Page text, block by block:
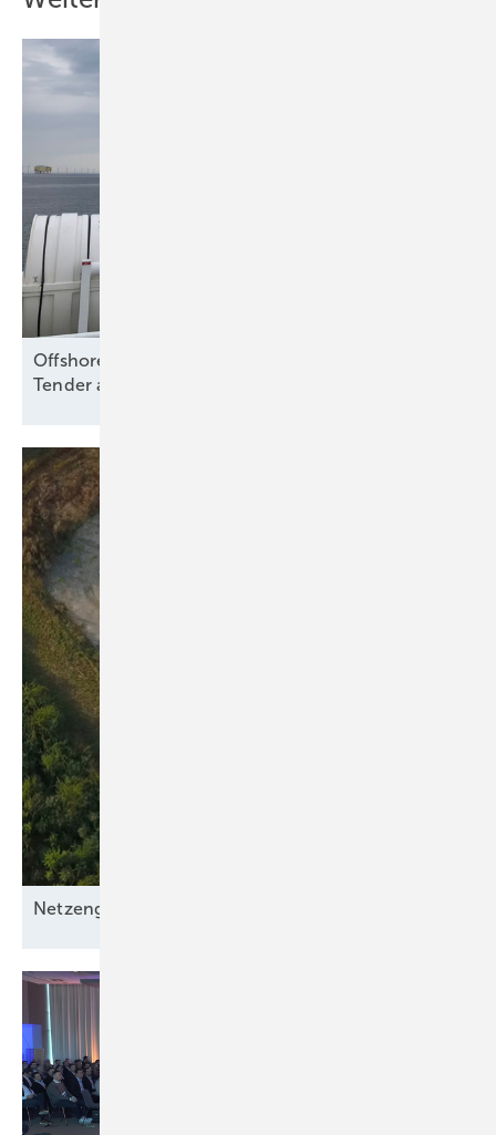
Offshore Wind: Koalition folgt Branche und will
Tender aussetzen – bloß
Netzengpässe